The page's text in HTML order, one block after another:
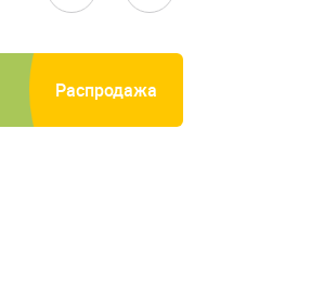
Распродажа